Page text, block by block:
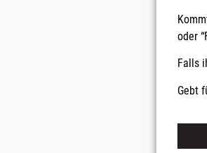
oder
Falls
Gebt